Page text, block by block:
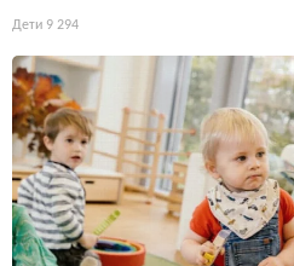
Дети 9 294